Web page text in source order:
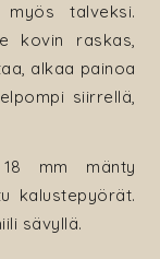
talveksi.
kovin raskas,
alkaa painoa
siirrellä,
mm mänty
kalustepyörät.
sävyllä.